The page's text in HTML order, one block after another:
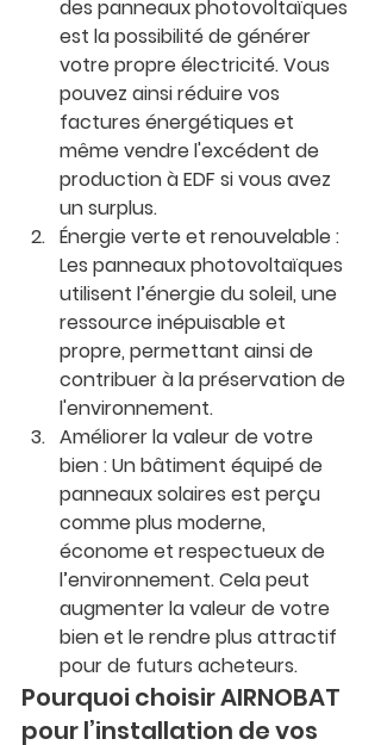
des panneaux photovoltaïques
est la possibilité de générer
votre propre électricité. Vous
pouvez ainsi réduire vos
factures énergétiques et
même vendre l'excédent de
production à EDF si vous avez
un surplus.
Énergie verte et renouvelable :
Les panneaux photovoltaïques
utilisent l’énergie du soleil, une
ressource inépuisable et
propre, permettant ainsi de
contribuer à la préservation de
l'environnement.
Améliorer la valeur de votre
bien : Un bâtiment équipé de
panneaux solaires est perçu
comme plus moderne,
économe et respectueux de
l’environnement. Cela peut
augmenter la valeur de votre
bien et le rendre plus attractif
pour de futurs acheteurs.
Pourquoi choisir AIRNOBAT
pour l’installation de vos